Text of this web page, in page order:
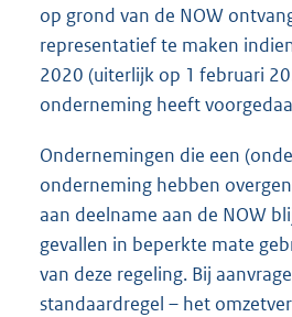
op grond van de NOW
representatief te maken
2020 (uiterlijk op 1 februari
onderneming heeft
Ondernemingen die een
onderneming hebben
aan deelname aan de NOW
gevallen in beperkte mate
van deze regeling. Bij
standaardregel – het